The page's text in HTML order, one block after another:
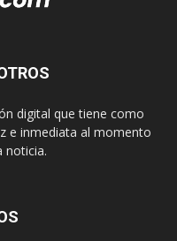
digital que tiene como
e inmediata al momento
noticia.